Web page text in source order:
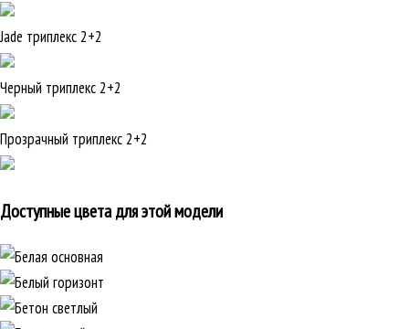
Jade триплекс 2+2
Черный триплекс 2+2
Прозрачный триплекс 2+2
Доступные цвета для этой модели